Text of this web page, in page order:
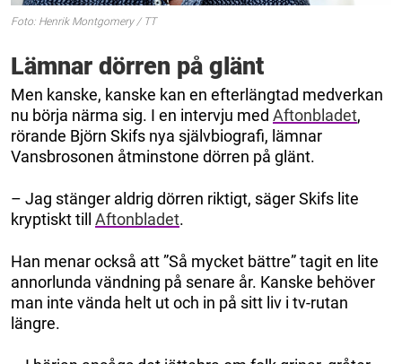
Foto: Henrik Montgomery / TT
Lämnar dörren på glänt
Men kanske, kanske kan en efterlängtad medverkan
nu börja närma sig. I en intervju med Aftonbladet,
rörande Björn Skifs nya självbiografi, lämnar
Vansbrosonen åtminstone dörren på glänt.
– Jag stänger aldrig dörren riktigt, säger Skifs lite
kryptiskt till Aftonbladet.
Han menar också att ”Så mycket bättre” tagit en lite
annorlunda vändning på senare år. Kanske behöver
man inte vända helt ut och in på sitt liv i tv-rutan
längre.